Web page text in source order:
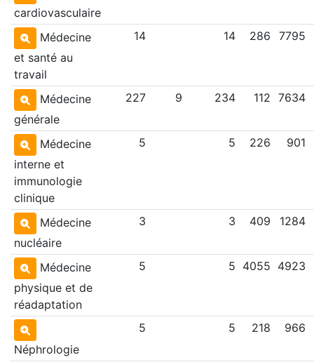
cardiovasculaire
Médecine
et santé au
travail
14 14 286 7795
Médecine
générale
227 9 234 112 7634
Médecine
interne et
immunologie
clinique
5 5 226 901
Médecine
nucléaire
3 3 409 1284
Médecine
physique et de
réadaptation
5 5 4055 4923
Néphrologie
5 5 218 966